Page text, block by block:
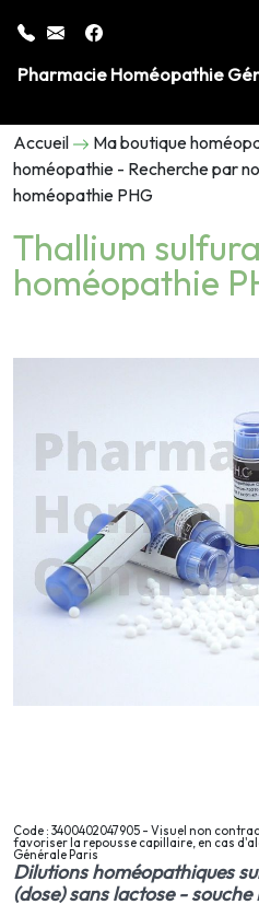
Pharmacie Homéopathie
Accueil Ma boutique
homéopathie - Recherche par
homéopathie PHG
Thallium
homéopathie
Code : 3400402047905 - Visuel non
favoriser la repousse capillaire, en cas
Générale Paris
Dilutions homéopathiques
(dose) sans lactose - souche